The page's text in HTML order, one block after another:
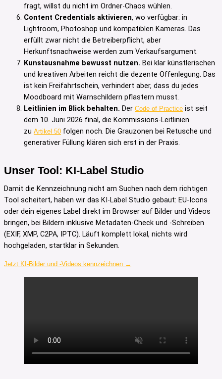
fragt, willst du nicht im Ordner-Chaos wühlen.
Content Credentials aktivieren, wo verfügbar: in
Lightroom, Photoshop und kompatiblen Kameras. Das
erfüllt zwar nicht die Betreiberpflicht, aber
Herkunftsnachweise werden zum Verkaufsargument.
Kunstausnahme bewusst nutzen. Bei klar künstlerischen
und kreativen Arbeiten reicht die dezente Offenlegung. Das
ist kein Freifahrtschein, verhindert aber, dass du jedes
Moodboard mit Warnschildern pflastern musst.
Leitlinien im Blick behalten. Der Code of Practice ist seit
dem 10. Juni 2026 final, die Kommissions-Leitlinien
zu Artikel 50 folgen noch. Die Grauzonen bei Retusche und
generativer Füllung klären sich erst in der Praxis.
Unser Tool: KI-Label Studio
Damit die Kennzeichnung nicht am Suchen nach dem richtigen
Tool scheitert, haben wir das KI-Label Studio gebaut: EU-Icons
oder dein eigenes Label direkt im Browser auf Bilder und Videos
bringen, bei Bildern inklusive Metadaten-Check und -Schreiben
(EXIF, XMP, C2PA, IPTC). Läuft komplett lokal, nichts wird
hochgeladen, startklar in Sekunden.
Jetzt KI-Bilder und -Videos kennzeichnen →